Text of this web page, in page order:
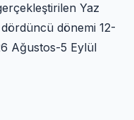
Yaz
dönemi 12-
Ağustos-5 Eylül